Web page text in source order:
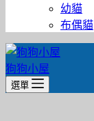
幼貓
布偶貓
狗狗小屋
選單